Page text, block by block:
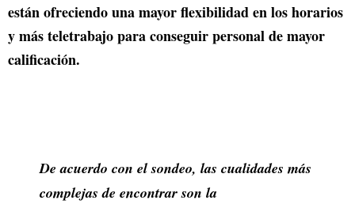
están ofreciendo una mayor flexibilidad en los horarios
y más teletrabajo para conseguir personal de mayor
calificación.
De acuerdo con el sondeo, las cualidades más
complejas de encontrar son la